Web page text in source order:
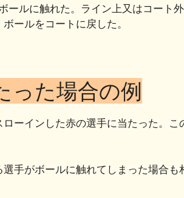
ールに触れた。ライン上又はコート
ールをコートに戻した。
った場合の例
ーインした赤の選手に当たった。こ
手がボールに触れてしまった場合も